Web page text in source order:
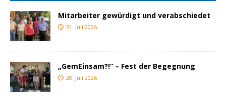
Mitarbeiter gewürdigt und verabschiedet
31. Juli 2026
„GemEinsam?!“ – Fest der Begegnung
28. Juli 2026